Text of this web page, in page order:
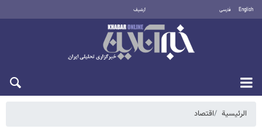
English فارسی أرشيف
الرئيسية اقتصاد